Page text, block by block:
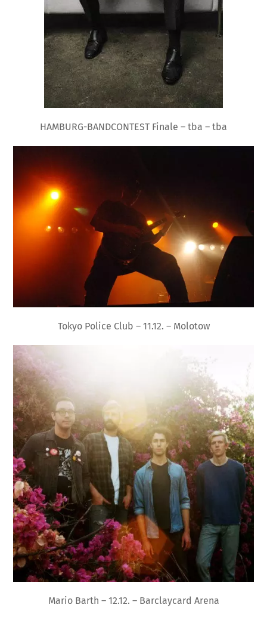
HAMBURG-BANDCONTEST Finale – tba – tba
Tokyo Police Club – 11.12. – Molotow
Mario Barth – 12.12. – Barclaycard Arena